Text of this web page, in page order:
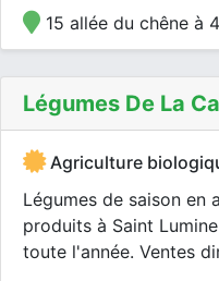
15 allée du chêne à
Légumes De La
Agriculture
Légumes de saison
produits à Saint
toute l'année. Ventes